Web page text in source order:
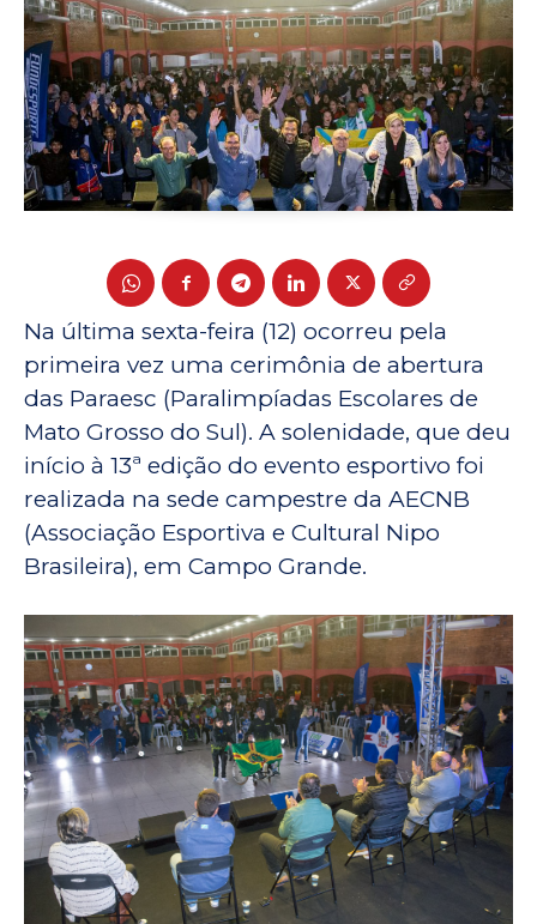
Na última sexta-feira (12) ocorreu pela
primeira vez uma cerimônia de abertura
das Paraesc (Paralimpíadas Escolares de
Mato Grosso do Sul). A solenidade, que deu
início à 13ª edição do evento esportivo foi
realizada na sede campestre da AECNB
(Associação Esportiva e Cultural Nipo
Brasileira), em Campo Grande.